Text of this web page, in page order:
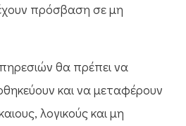
πρόσβαση σε μη
θα πρέπει να
και να μεταφέρουν
λογικούς και μη